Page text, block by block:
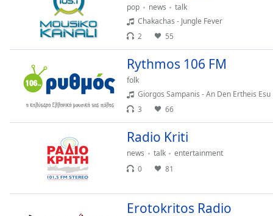
window.
Beginning
pop news
talk
Chakachas - Jungle Fever
2
55
Rythmos 106 FM
folk
Giorgos Sampanis - An Den Ertheis Esu
3
66
Radio Kriti
news talk
entertainment
0
81
Erotokritos Radio